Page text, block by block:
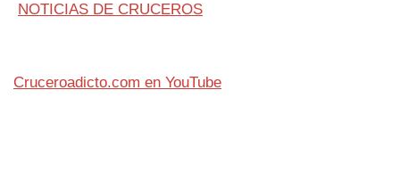
NOTICIAS DE CRUCEROS
Cruceroadicto.com en YouTube